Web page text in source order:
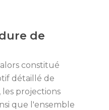
de
constitué
détaillé de
les projections
que l'ensemble